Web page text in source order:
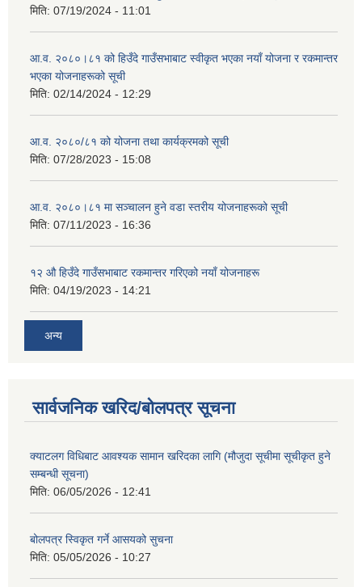
मिति: 07/19/2024 - 11:01
आ.व. २०८०।८१ को हिउँदे गाउँसभाबाट स्वीकृत भएका नयाँ योजना र रकमान्तर
भएका योजनाहरूको सूची
मिति: 02/14/2024 - 12:29
आ.व. २०८०/८१ को योजना तथा कार्यक्रमको सूची
मिति: 07/28/2023 - 15:08
आ.व. २०८०।८१ मा सञ्चालन हुने वडा स्तरीय योजनाहरूको सूची
मिति: 07/11/2023 - 16:36
१२ औ हिउँदे गाउँसभाबाट रकमान्तर गरिएको नयाँ योजनाहरू
मिति: 04/19/2023 - 14:21
अन्य
सार्वजनिक खरिद/बोलपत्र सूचना
क्याटलग विधिबाट आवश्यक सामान खरिदका लागि (मौजुदा सूचीमा सूचीकृत हुने
सम्बन्धी सूचना)
मिति: 06/05/2026 - 12:41
बोलपत्र स्विकृत गर्ने आसयको सुचना
मिति: 05/05/2026 - 10:27